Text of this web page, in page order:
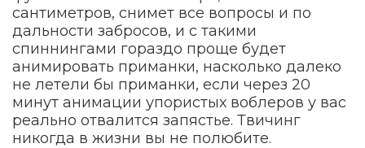
сантиметров, снимет все вопросы и по
дальности забросов, и с такими
спиннингами гораздо проще будет
анимировать приманки, насколько далеко
не летели бы приманки, если через 20
минут анимации упористых воблеров у вас
реально отвалится запястье. Твичинг
никогда в жизни вы не полюбите.